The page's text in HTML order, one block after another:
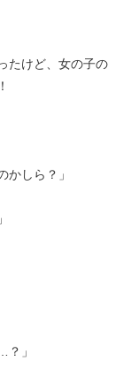
けど、女の子の
しら？」
」